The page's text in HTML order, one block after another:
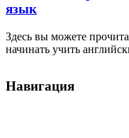
язык
Здесь вы можете
начинать учить
Навигация